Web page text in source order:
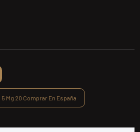
Mg 20 Comprar En España